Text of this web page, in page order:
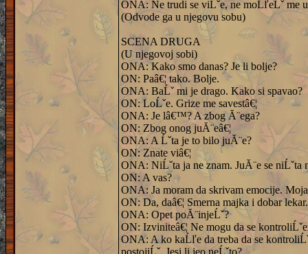
ONA: Ne trudi se viĹˇe, ne moĹľeĹˇ me
(Odvode ga u njegovu sobu)
SCENA DRUGA
(U njegovoj sobi)
ONA: Kako smo danas? Je li bolje?
ON: Paâ€¦ tako. Bolje.
ONA: BaĹˇ mi je drago. Kako si spavao?
ON: LoĹˇe. Grize me savestâ€¦
ONA: Je lâ€™? A zbog Ă¨ega?
ON: Zbog onog juĂ¨eâ€¦
ONA: A Ĺˇta je to bilo juĂ¨e?
ON: Znate viâ€¦
ONA: NiĹˇta ja ne znam. JuĂ¨e se niĹˇta
ON: A vas?
ONA: Ja moram da skrivam emocije.
ON: Da, daâ€¦ Smerna majka i dobar
ONA: Opet poĂ¨injeĹˇ?
ON: Izviniteâ€¦ Ne mogu da se
ONA: A ko kaĹľe da treba da se
postojiĹˇ. Jesi li jeo neĹˇto?